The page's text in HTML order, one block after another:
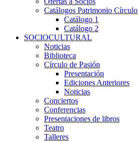
Catálogos Patrimonio
Catálogo 1
Catálogo 2
SOCIOCULTURAL
Noticias
Biblioteca
Círculo de Pasión
Presentación
Ediciones Anteriores
Noticias
Conciertos
Conferencias
Presentaciones de libros
Teatro
Talleres